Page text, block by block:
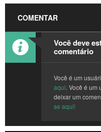
COMENTAR
Você deve
comentário
Você é um
aqui. Você é um
deixar um
se aqui!